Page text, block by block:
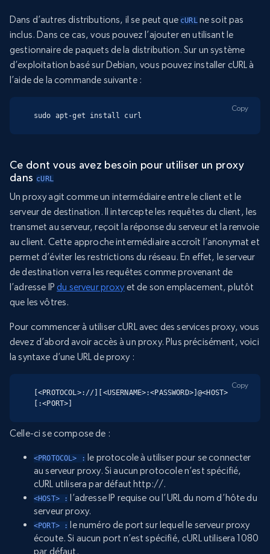
Dans d’autres distributions, il se peut que cURLne soit pas
inclus. Dans ce cas, vous pouvez l’ajouter en utilisant le
gestionnaire de paquets de la distribution. Sur un système
d’exploitation basé sur Debian, vous pouvez installer cURL à
l’aide de la commande suivante :
sudo apt-get install curl
Copy
Ce dont vous avez besoin pour utiliser un proxy
dans cURL
Un proxy agit comme un intermédiaire entre le client et le
serveur de destination. Il intercepte les requêtes du client, les
transmet au serveur, reçoit la réponse du serveur et la renvoie
au client. Cette approche intermédiaire accroît l’anonymat et
permet d’éviter les restrictions du réseau. En effet, le serveur
de destination verra les requêtes comme provenant de
l’adresse IPdu serveur proxyet de son emplacement, plutôt
que les vôtres.
Pour commencer à utiliser cURL avec des services proxy, vous
devez d’abord avoir accès à un proxy. Plus précisément, voici
la syntaxe d’une URL de proxy :
[<PROTOCOL>://][<USERNAME>:<PASSWORD>]@<HOST>
[:<PORT>]
Copy
Celle-ci se compose de :
<PROTOCOL> : le protocole à utiliser pour se connecter
au serveur proxy. Si aucun protocole n’est spécifié,
cURL utilisera par défaut http://.
<HOST> : l’adresse IP requise ou l’URL du nom d’hôte du
serveur proxy.
<PORT> : le numéro de port sur lequel le serveur proxy
écoute. Si aucun port n’est spécifié, cURL utilisera 1080
par défaut.